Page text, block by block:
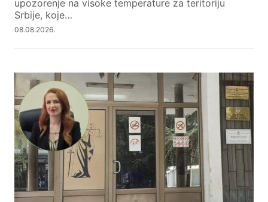
upozorenje na visoke temperature za teritoriju
Srbije, koje…
08.08.2026.